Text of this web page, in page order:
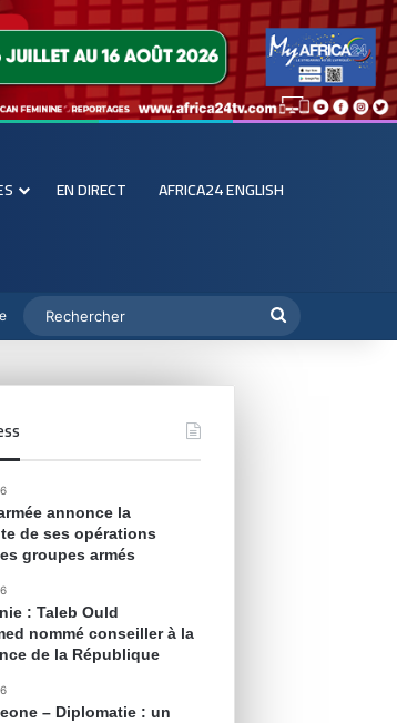
EN DIRECT AFRICA24 ENGLISH
annonce la
de ses opérations
groupes armés
: Taleb Ould
nommé conseiller à la
de la République
– Diplomatie : un